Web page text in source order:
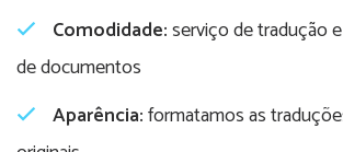
Comodidade:serviço de tradução
de documentos
Aparência:formatamos as